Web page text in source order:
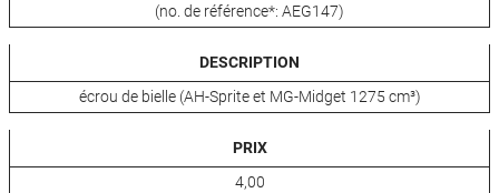
(no. de référence*: AEG147)
DESCRIPTION
écrou de bielle (AH-Sprite et MG-Midget 1275 cm³)
PRIX
4,00